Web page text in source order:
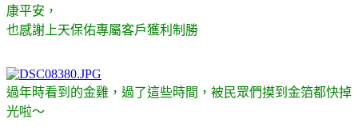
康平安，
也感謝上天保佑專屬客戶獲利制勝
過年時看到的金雞，過了這些時間，被民眾們摸到金箔都快掉
光啦～